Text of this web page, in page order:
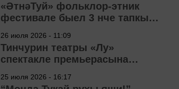
«ӘтнәТуй» фольклор-этник
фестивале быел 3 нче тапкыр
26 июля 2026 - 11:09
Тинчурин театры «Лу»
спектакле премьерасына
25 июля 2026 - 16:17